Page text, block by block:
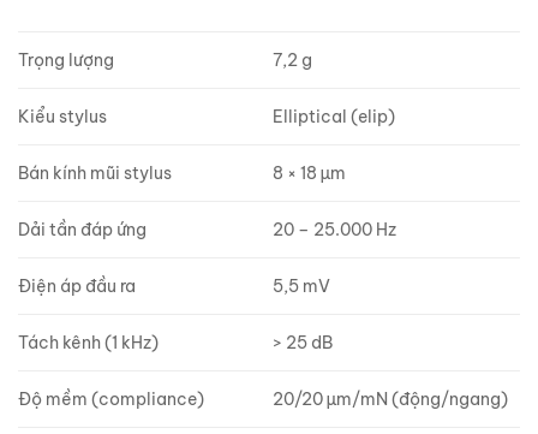
Trọng lượng 7,2 g
Kiểu stylus Elliptical (elip)
Bán kính mũi stylus 8 × 18 µm
Dải tần đáp ứng 20 – 25.000 Hz
Điện áp đầu ra 5,5 mV
Tách kênh (1 kHz) > 25 dB
Độ mềm (compliance) 20/20 µm/mN (động/ngang)